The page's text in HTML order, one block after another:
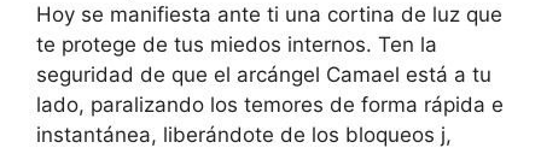
Hoy se manifiesta ante ti una cortina de luz que
te protege de tus miedos internos. Ten la
seguridad de que el arcángel Camael está a tu
lado, paralizando los temores de forma rápida e
instantánea, liberándote de los bloqueos j,